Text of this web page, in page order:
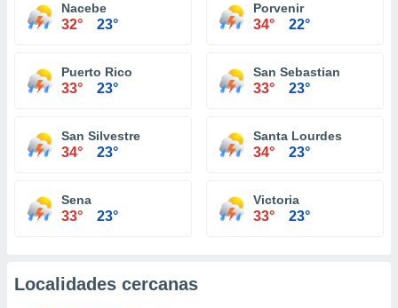
Nacebe
32° 23°
Porvenir
34° 22°
Puerto Rico
33° 23°
San Sebastian
33° 23°
San Silvestre
34° 23°
Santa Lourdes
34° 23°
Sena
33° 23°
Victoria
33° 23°
Localidades cercanas